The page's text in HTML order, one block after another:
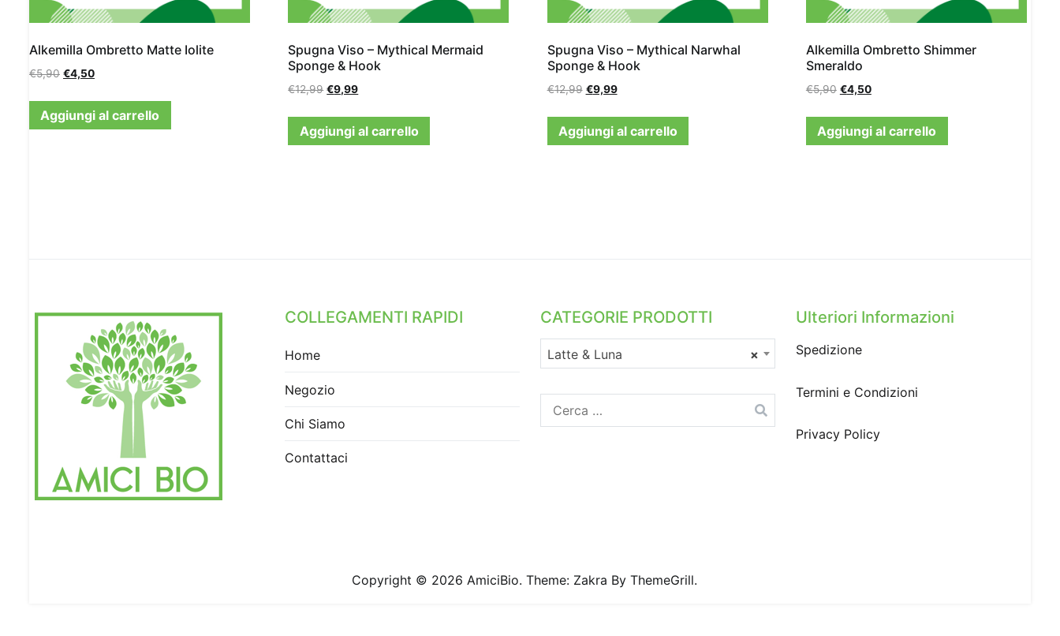
Alkemilla Ombretto Matte Iolite
€5,90 €4,50
Aggiungi al carrello
Spugna Viso – Mythical Mermaid
Sponge & Hook
€12,99 €9,99
Aggiungi al carrello
Spugna Viso – Mythical Narwhal
Sponge & Hook
€12,99 €9,99
Aggiungi al carrello
Alkemilla Ombretto Shimmer
Smeraldo
€5,90 €4,50
Aggiungi al carrello
COLLEGAMENTI RAPIDI
Home
Negozio
Chi Siamo
Contattaci
CATEGORIE PRODOTTI
×
Latte & Luna
Ricerca
per:
Ulteriori Informazioni
Spedizione
Termini e Condizioni
Privacy Policy
Copyright © 2026 AmiciBio. Theme: Zakra By ThemeGrill.